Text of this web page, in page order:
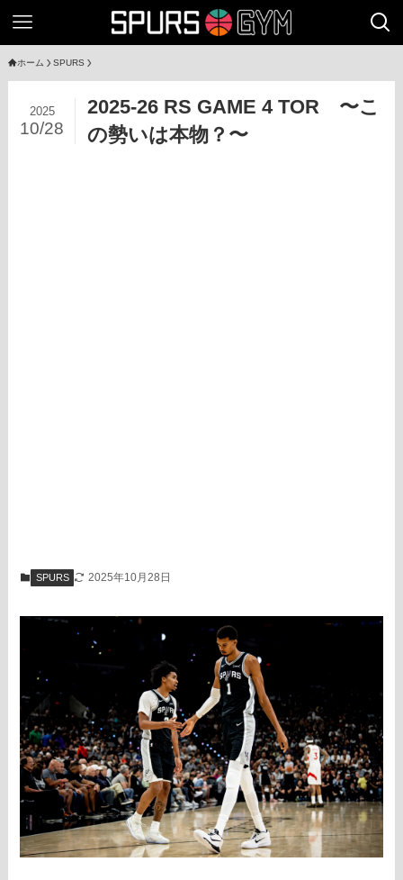
ホーム SPURS
2025-26 RS GAME 4 TOR 〜こ
の勢いは本物？〜
2025
10/28
SPURS 2025年10月28日